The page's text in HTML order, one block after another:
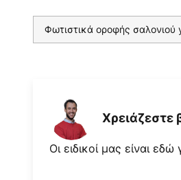
Φωτιστικά οροφής σαλονιού
Χρειάζεστε
Οι ειδικοί μας είναι